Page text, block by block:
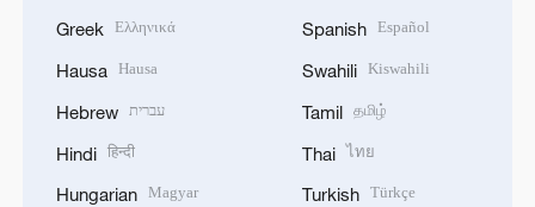
Greek Ελληνικά
Hausa Hausa
Hebrew עברית
Hindi हिन्दी
Hungarian Magyar
Spanish Español
Swahili Kiswahili
Tamil தமிழ்
Thai ไทย
Turkish Türkçe